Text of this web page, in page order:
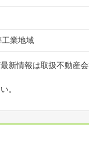
工業地域
新情報は取扱不動産
。